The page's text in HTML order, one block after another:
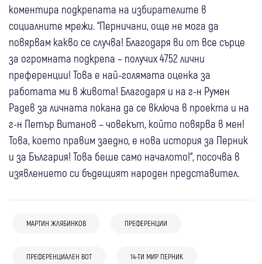
коментира подкрепата на избирателите в
социалните мрежи. “Перничани, още не мога да
повярвам какво се случва! Благодаря ви от все сърце
за огромната подкрепа – получих 4752 лични
преференции! Това е най-голямата оценка за
работата ми в живота! Благодаря и на г-н Румен
Радев за личната покана да се включа в проекта и на
г-н Петър Витанов – човекът, който повярва в мен!
Това, което правим заедно, е нова история за Перник
и за България! Това беше само началото!“, посочва в
изявлението си бъдещият народен представител.
МАРТИН ЖЛЯБИНКОВ ПРЕФЕРЕНЦИИ
ПРЕФЕРЕНЦИАЛЕН ВОТ 14-ТИ МИР ПЕРНИК
Дупница България